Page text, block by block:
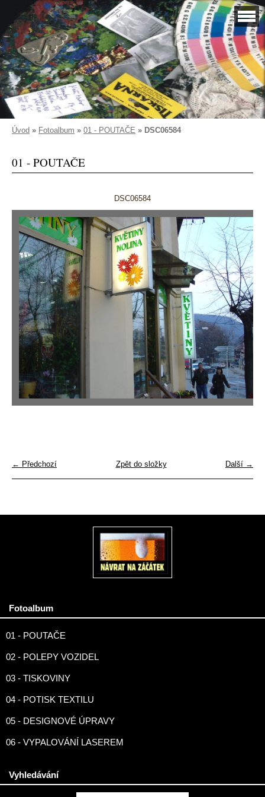
Úvod » Fotoalbum » 01 - POUTAČE » DSC06584
01 - POUTAČE
DSC06584
← Předchozí Další →
Zpět do složky
Fotoalbum
01 - POUTAČE
02 - POLEPY VOZIDEL
03 - TISKOVINY
04 - POTISK TEXTILU
05 - DESIGNOVÉ ÚPRAVY
06 - VYPALOVÁNÍ LASEREM
Vyhledávání